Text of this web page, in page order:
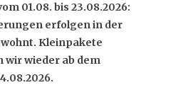
01.08. bis 23.08.2026:
erfolgen in der
Kleinpakete
wir wieder ab dem